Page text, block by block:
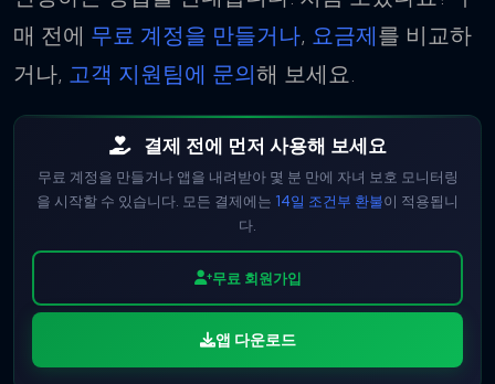
매 전에 무료 계정을 만들거나, 요금제를 비교하
거나, 고객 지원팀에 문의해 보세요.
결제 전에 먼저 사용해 보세요
무료 계정을 만들거나 앱을 내려받아 몇 분 만에 자녀 보호 모니터링
을 시작할 수 있습니다. 모든 결제에는 14일 조건부 환불이 적용됩니
다.
무료 회원가입
앱 다운로드